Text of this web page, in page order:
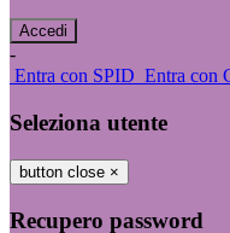
-
Entra con SPID Entra con
Seleziona utente
button close ×
Recupero password